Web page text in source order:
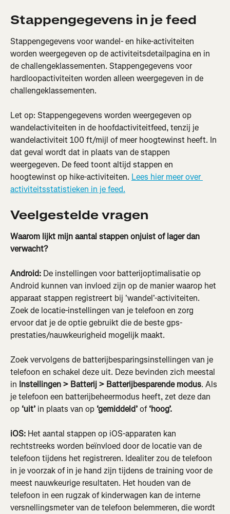
Stappengegevens in je feed
Stappengegevens voor wandel- en hike-activiteiten
worden weergegeven op de activiteitsdetailpagina en in
de challengeklassementen. Stappengegevens voor
hardloopactiviteiten worden alleen weergegeven in de
challengeklassementen.
Let op: Stappengegevens worden weergegeven op
wandelactiviteiten in de hoofdactiviteitfeed, tenzij je
wandelactiviteit 100 ft/mijl of meer hoogtewinst heeft. In
dat geval wordt dat in plaats van de stappen
weergegeven. De feed toont altijd stappen en
hoogtewinst op hike-activiteiten. Lees hier meer over
activiteitsstatistieken in je feed.
Veelgestelde vragen
Waarom lijkt mijn aantal stappen onjuist of lager dan
verwacht?
Android: De instellingen voor batterijoptimalisatie op
Android kunnen van invloed zijn op de manier waarop het
apparaat stappen registreert bij 'wandel'-activiteiten.
Zoek de locatie-instellingen van je telefoon en zorg
ervoor dat je de optie gebruikt die de beste gps-
prestaties/nauwkeurigheid mogelijk maakt.
Zoek vervolgens de batterijbesparingsinstellingen van je
telefoon en schakel deze uit. Deze bevinden zich meestal
in Instellingen > Batterij > Batterijbesparende modus. Als
je telefoon een batterijbeheermodus heeft, zet deze dan
op ‘uit’ in plaats van op ‘gemiddeld’ of ‘hoog’.
​iOS: Het aantal stappen op iOS-apparaten kan
rechtstreeks worden beïnvloed door de locatie van de
telefoon tijdens het registreren. Idealiter zou de telefoon
in je voorzak of in je hand zijn tijdens de training voor de
meest nauwkeurige resultaten. Het houden van de
telefoon in een rugzak of kinderwagen kan de interne
versnellingsmeter van de telefoon belemmeren, die wordt